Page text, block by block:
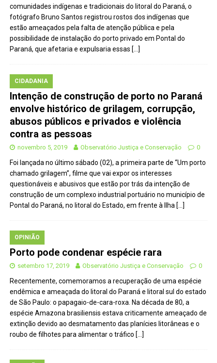
comunidades indígenas e tradicionais do litoral do Paraná, o
fotógrafo Bruno Santos registrou rostos dos indígenas que
estão ameaçados pela falta de atenção pública e pela
possibilidade de instalação do porto privado em Pontal do
Paraná, que afetaria e expulsaria essas […]
CIDADANIA
Intenção de construção de porto no Paraná
envolve histórico de grilagem, corrupção,
abusos públicos e privados e violência
contra as pessoas
novembro 5, 2019 Observatório Justiça e Conservação 0
Foi lançada no último sábado (02), a primeira parte de “Um porto
chamado grilagem”, filme que vai expor os interesses
questionáveis e abusivos que estão por trás da intenção de
construção de um complexo industrial portuário no município de
Pontal do Paraná, no litoral do Estado, em frente à Ilha […]
OPINIÃO
Porto pode condenar espécie rara
setembro 17, 2019 Observatório Justiça e Conservação 0
Recentemente, comemoramos a recuperação de uma espécie
endêmica e ameaçada do litoral do Paraná e litoral sul do estado
de São Paulo: o papagaio-de-cara-roxa. Na década de 80, a
espécie Amazona brasiliensis estava criticamente ameaçado de
extinção devido ao desmatamento das planícies litorâneas e o
roubo de filhotes para alimentar o tráfico […]